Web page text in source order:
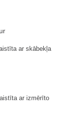
ar skābekļa
ar izmērīto